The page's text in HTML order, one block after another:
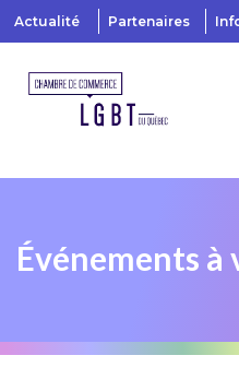
Actualité Partenaires
Événements à